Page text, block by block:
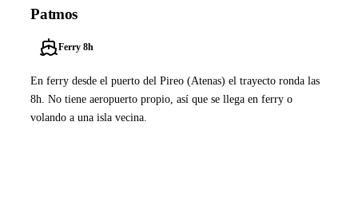
Patmos
Ferry 8h
En ferry desde el puerto del Pireo (Atenas) el trayecto ronda las
8h. No tiene aeropuerto propio, así que se llega en ferry o
volando a una isla vecina.